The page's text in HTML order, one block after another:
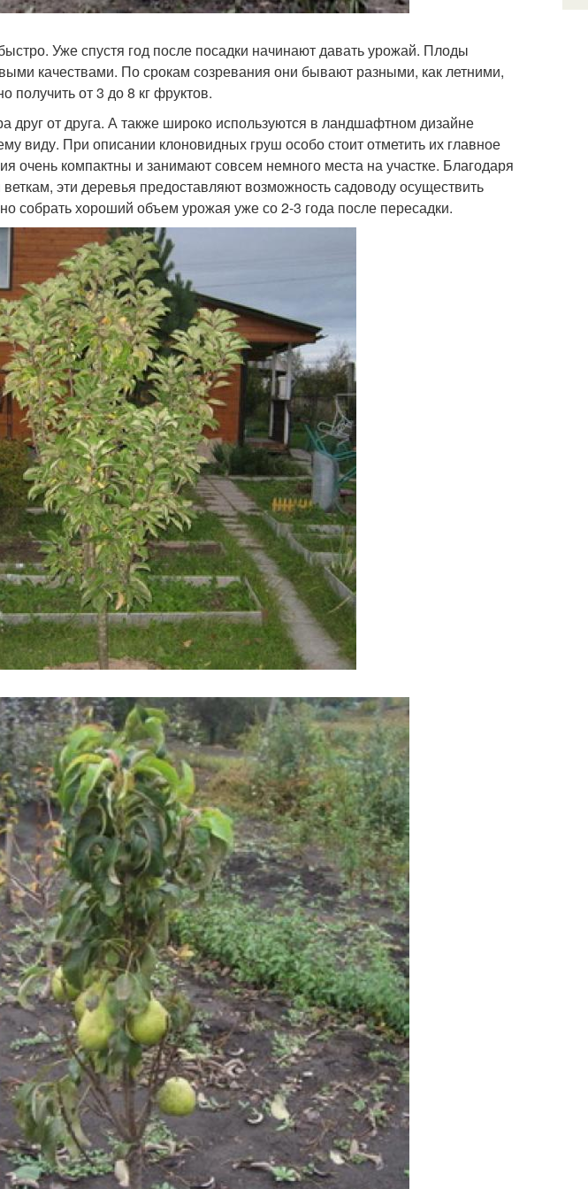
Уже спустя год после посадки начинают давать урожай. Плоды
качествами. По срокам созревания они бывают разными, как летними,
от 3 до 8 кг фруктов.
друг от друга. А также широко используются в ландшафтном дизайне
виду. При описании клоновидных груш особо стоит отметить их главное
очень компактны и занимают совсем немного места на участке. Благодаря
эти деревья предоставляют возможность садоводу осуществить
собрать хороший объем урожая уже со 2-3 года после пересадки.